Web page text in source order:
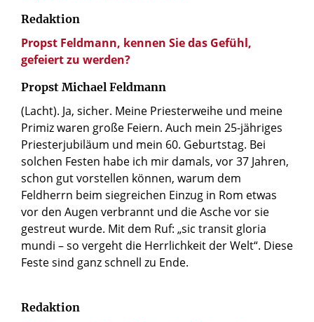
Redaktion
Propst Feldmann, kennen Sie das Gefühl,
gefeiert zu werden?
Propst Michael Feldmann
(Lacht). Ja, sicher. Meine Priesterweihe und meine
Primiz waren große Feiern. Auch mein 25-jähriges
Priesterjubiläum und mein 60. Geburtstag. Bei
solchen Festen habe ich mir damals, vor 37 Jahren,
schon gut vorstellen können, warum dem
Feldherrn beim siegreichen Einzug in Rom etwas
vor den Augen verbrannt und die Asche vor sie
gestreut wurde. Mit dem Ruf: „sic transit gloria
mundi – so vergeht die Herrlichkeit der Welt“. Diese
Feste sind ganz schnell zu Ende.
Redaktion